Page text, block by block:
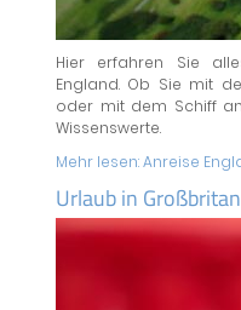
Hier erfahren Sie
England. Ob Sie mit
oder mit dem Schiff
Wissenswerte.
Mehr lesen:Anreise
Urlaub in